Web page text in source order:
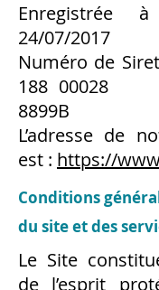
Enregistrée
24/07/2017
Numéro de
188 00028
8899B
L’adresse de
est : https://
Conditions
du site et des
Le Site
de l’esprit